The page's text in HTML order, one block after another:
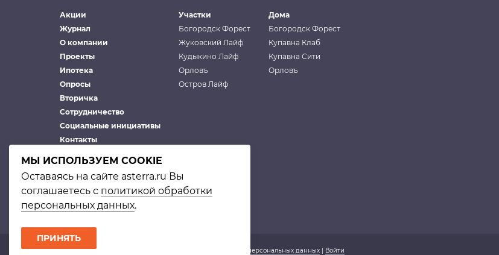
Акции
Журнал
О компании
Проекты
Ипотека
Опросы
Вторичка
Сотрудничество
Социальные инициативы
Контакты
Участки
Богородск Форест
Жуковский Лайф
Кудыкино Лайф
Орловъ
Остров Лайф
Дома
Богородск Форест
Купавна Клаб
Купавна Сити
Орловъ
© Астерра. 2002–2026 | Политика в отношении обработки персональных данных | Войти
МЫ ИСПОЛЬЗУЕМ COOKIE
Оставаясь на сайте asterra.ru Вы
соглашаетесь с политикой обработки
персональных данных.
ПРИНЯТЬ